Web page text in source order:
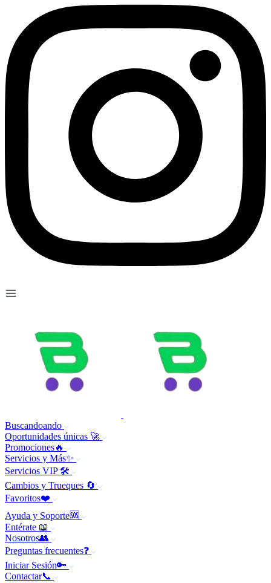
Buscandoando
Oportunidades únicas 🚀
Promociones🔥
Servicios y Más✨
Servicios VIP 🛠️
Cambios y Trueques 🔄
Favoritos❤️
Ayuda y Soporte🆘
Entérate 📖
Nosotros👥
Preguntas frecuentes❓
Iniciar Sesión🔑
Contactar📞